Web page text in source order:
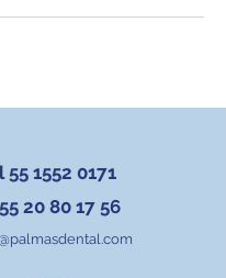
55 1552 0171
55 20 80 17 56